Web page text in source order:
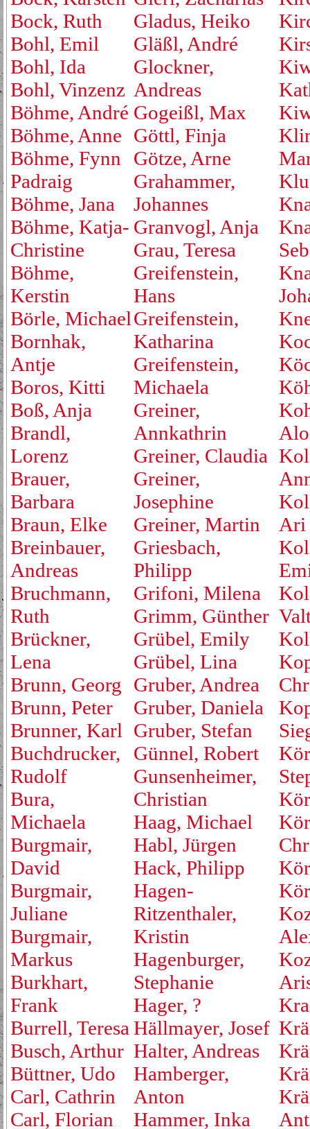
Bock, Ruth
Bohl, Emil
Bohl, Ida
Bohl, Vinzenz
Böhme, André
Böhme, Anne
Böhme, Fynn
Padraig
Böhme, Jana
Böhme, Katja-
Christine
Böhme,
Kerstin
Börle, Michael
Bornhak,
Antje
Boros, Kitti
Boß, Anja
Brandl,
Lorenz
Brauer,
Barbara
Braun, Elke
Breinbauer,
Andreas
Bruchmann,
Ruth
Brückner,
Lena
Brunn, Georg
Brunn, Peter
Brunner, Karl
Buchdrucker,
Rudolf
Bura,
Michaela
Burgmair,
David
Burgmair,
Juliane
Burgmair,
Markus
Burkhart,
Frank
Burrell, Teresa
Busch, Arthur
Büttner, Udo
Carl, Cathrin
Carl, Florian
Gladus, Heiko
Gläßl, André
Glockner,
Andreas
Gogeißl, Max
Göttl, Finja
Götze, Arne
Grahammer,
Johannes
Granvogl, Anja
Grau, Teresa
Greifenstein,
Hans
Greifenstein,
Katharina
Greifenstein,
Michaela
Greiner,
Annkathrin
Greiner, Claudia
Greiner,
Josephine
Greiner, Martin
Griesbach,
Philipp
Grifoni, Milena
Grimm, Günther
Grübel, Emily
Grübel, Lina
Gruber, Andrea
Gruber, Daniela
Gruber, Stefan
Günnel, Robert
Gunsenheimer,
Christian
Haag, Michael
Habl, Jürgen
Hack, Philipp
Hagen-
Ritzenthaler,
Kristin
Hagenburger,
Stephanie
Hager, ?
Hällmayer, Josef
Halter, Andreas
Hamberger,
Anton
Hammer, Inka
Ari